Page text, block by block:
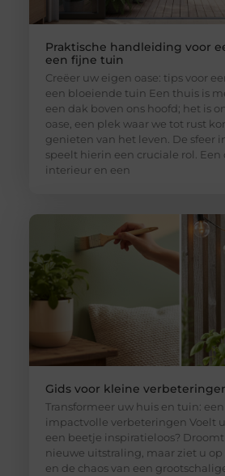
Praktische handleiding voor
een fijne tuin
Creëer uw eigen oase: tips voor
een bloeiende tuin Een thuis is
een dak boven ons hoofd; het is
oase, een plek waar we tot rust
genieten van het leven. De sfeer
speelt hierin een cruciale rol.
interieur en een
Gids voor kleine
Transformeer uw huis en tuin:
impactvolle verbeteringen Voelt
een beetje inspiratieloos? Droomt
nieuwe uitstraling, maar ziet u
en de chaos van een